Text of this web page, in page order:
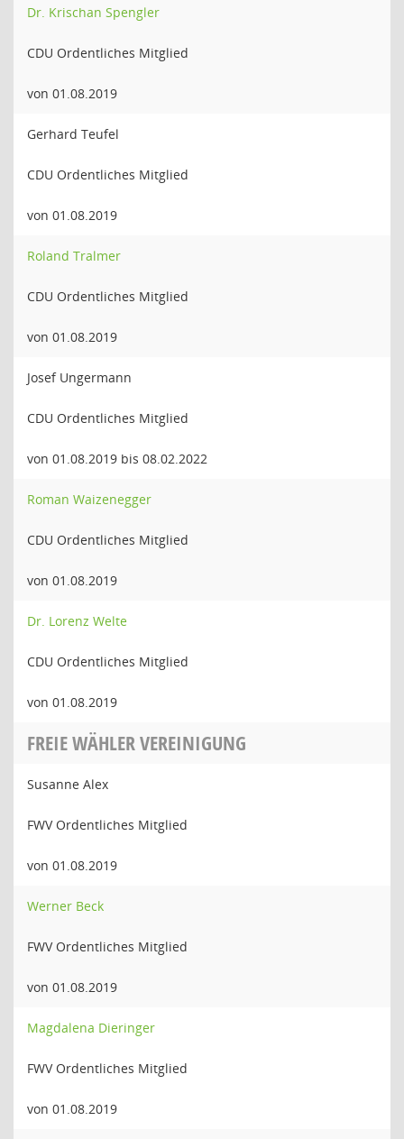
Dr. Krischan Spengler
CDU Ordentliches Mitglied
von 01.08.2019
Gerhard Teufel
CDU Ordentliches Mitglied
von 01.08.2019
Roland Tralmer
CDU Ordentliches Mitglied
von 01.08.2019
Josef Ungermann
CDU Ordentliches Mitglied
von 01.08.2019 bis 08.02.2022
Roman Waizenegger
CDU Ordentliches Mitglied
von 01.08.2019
Dr. Lorenz Welte
CDU Ordentliches Mitglied
von 01.08.2019
FREIE WÄHLER VEREINIGUNG
Susanne Alex
FWV Ordentliches Mitglied
von 01.08.2019
Werner Beck
FWV Ordentliches Mitglied
von 01.08.2019
Magdalena Dieringer
FWV Ordentliches Mitglied
von 01.08.2019